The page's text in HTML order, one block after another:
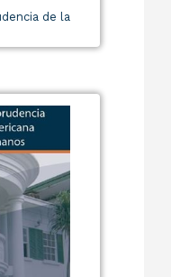
de la